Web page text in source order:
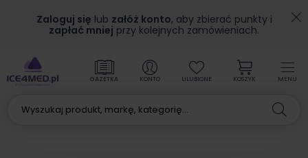
Zaloguj się lub załóż konto, aby zbierać punkty i
zapłać mniej przy kolejnych zamówieniach.
MENU
GAZETKA KONTO ULUBIONE KOSZYK